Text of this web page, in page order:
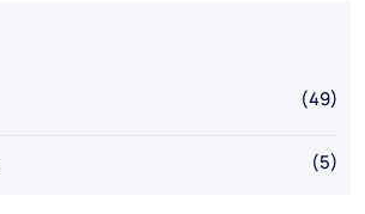
(49)
(5)